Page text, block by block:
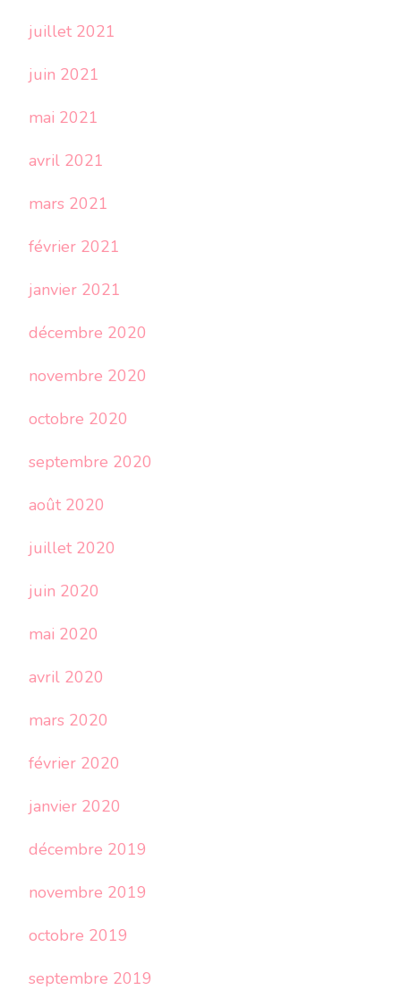
juillet 2021
juin 2021
mai 2021
avril 2021
mars 2021
février 2021
janvier 2021
décembre 2020
novembre 2020
octobre 2020
septembre 2020
août 2020
juillet 2020
juin 2020
mai 2020
avril 2020
mars 2020
février 2020
janvier 2020
décembre 2019
novembre 2019
octobre 2019
septembre 2019